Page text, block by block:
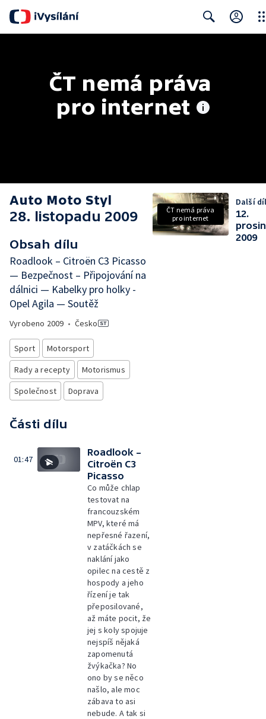
ČT nemá práva
pro internet
Auto Moto Styl
28. listopadu 2009
Obsah dílu
Roadlook – Citroën C3 Picasso
— Bezpečnost – Připojování na
dálnici — Kabelky pro holky -
Opel Agila — Soutěž
Vyrobeno 2009 • Česko
Sport
Motorsport
Rady a recepty
Motorismus
Společnost
Doprava
Části dílu
01:47
Roadlook –
Citroën C3
Picasso
Co může chlap
testovat na
francouzském
MPV, které má
nepřesné řazení,
v zatáčkách se
naklání jako
opilec na cestě z
hospody a jeho
řízení je tak
přeposilované,
až máte pocit, že
jej s koly spojuje
nejspíš nějaká
zapomenutá
žvýkačka? No
ono by se něco
našlo, ale moc
zábava to asi
nebude. A tak si
ČT nemá práva
pro internet
Další
12.
2009